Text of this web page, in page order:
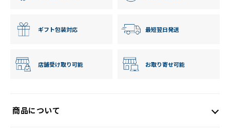
ギフト包装対応 最短翌日発送
店舗受け取り可能 お取り寄せ可能
商品について